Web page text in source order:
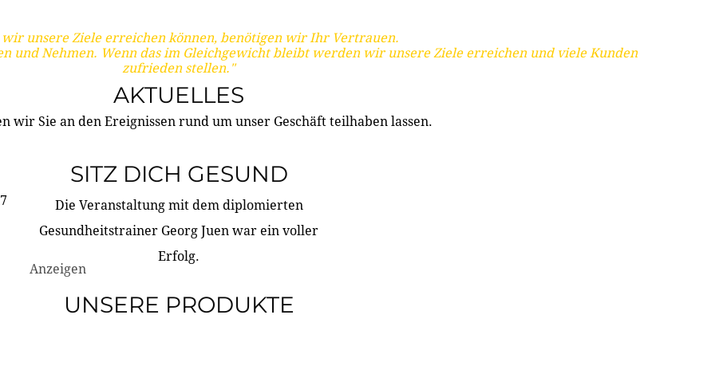
unsere Ziele erreichen können, benötigen wir Ihr Vertrauen.
und Nehmen. Wenn das im Gleichgewicht bleibt werden wir unsere Ziele erreichen und viele Kunden
zufrieden stellen."
AKTUELLES
wir Sie an den Ereignissen rund um unser Geschäft teilhaben lassen.
SITZ DICH GESUND
Die Veranstaltung mit dem diplomierten
Gesundheitstrainer Georg Juen war ein voller
Erfolg.
Anzeigen
UNSERE PRODUKTE